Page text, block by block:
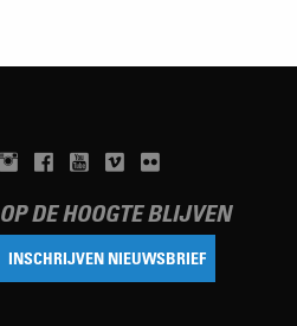
OP DE HOOGTE BLIJVEN
INSCHRIJVEN NIEUWSBRIEF